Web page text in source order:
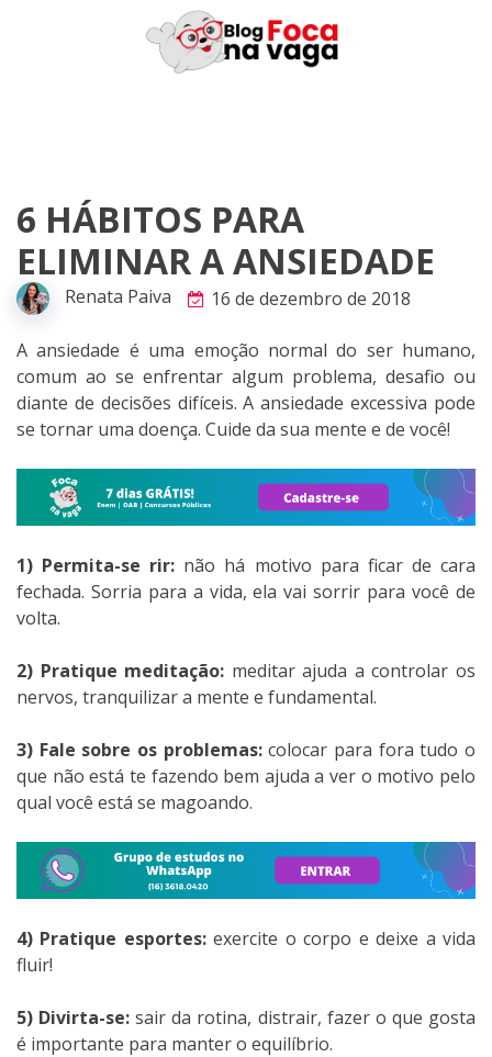
6 HÁBITOS PARA
ELIMINAR A ANSIEDADE
Renata Paiva 16 de dezembro de 2018
A ansiedade é uma emoção normal do ser humano,
comum ao se enfrentar algum problema, desafio ou
diante de decisões difíceis. A ansiedade excessiva pode
se tornar uma doença. Cuide da sua mente e de você!
1) Permita-se rir: não há motivo para ficar de cara
fechada. Sorria para a vida, ela vai sorrir para você de
volta.
2) Pratique meditação: meditar ajuda a controlar os
nervos, tranquilizar a mente e fundamental.
3) Fale sobre os problemas:colocar para fora tudo o
que não está te fazendo bem ajuda a ver o motivo pelo
qual você está se magoando.
4) Pratique esportes:exercite o corpo e deixe a vida
fluir!
5) Divirta-se: sair da rotina, distrair, fazer o que gosta
é importante para manter o equilíbrio.